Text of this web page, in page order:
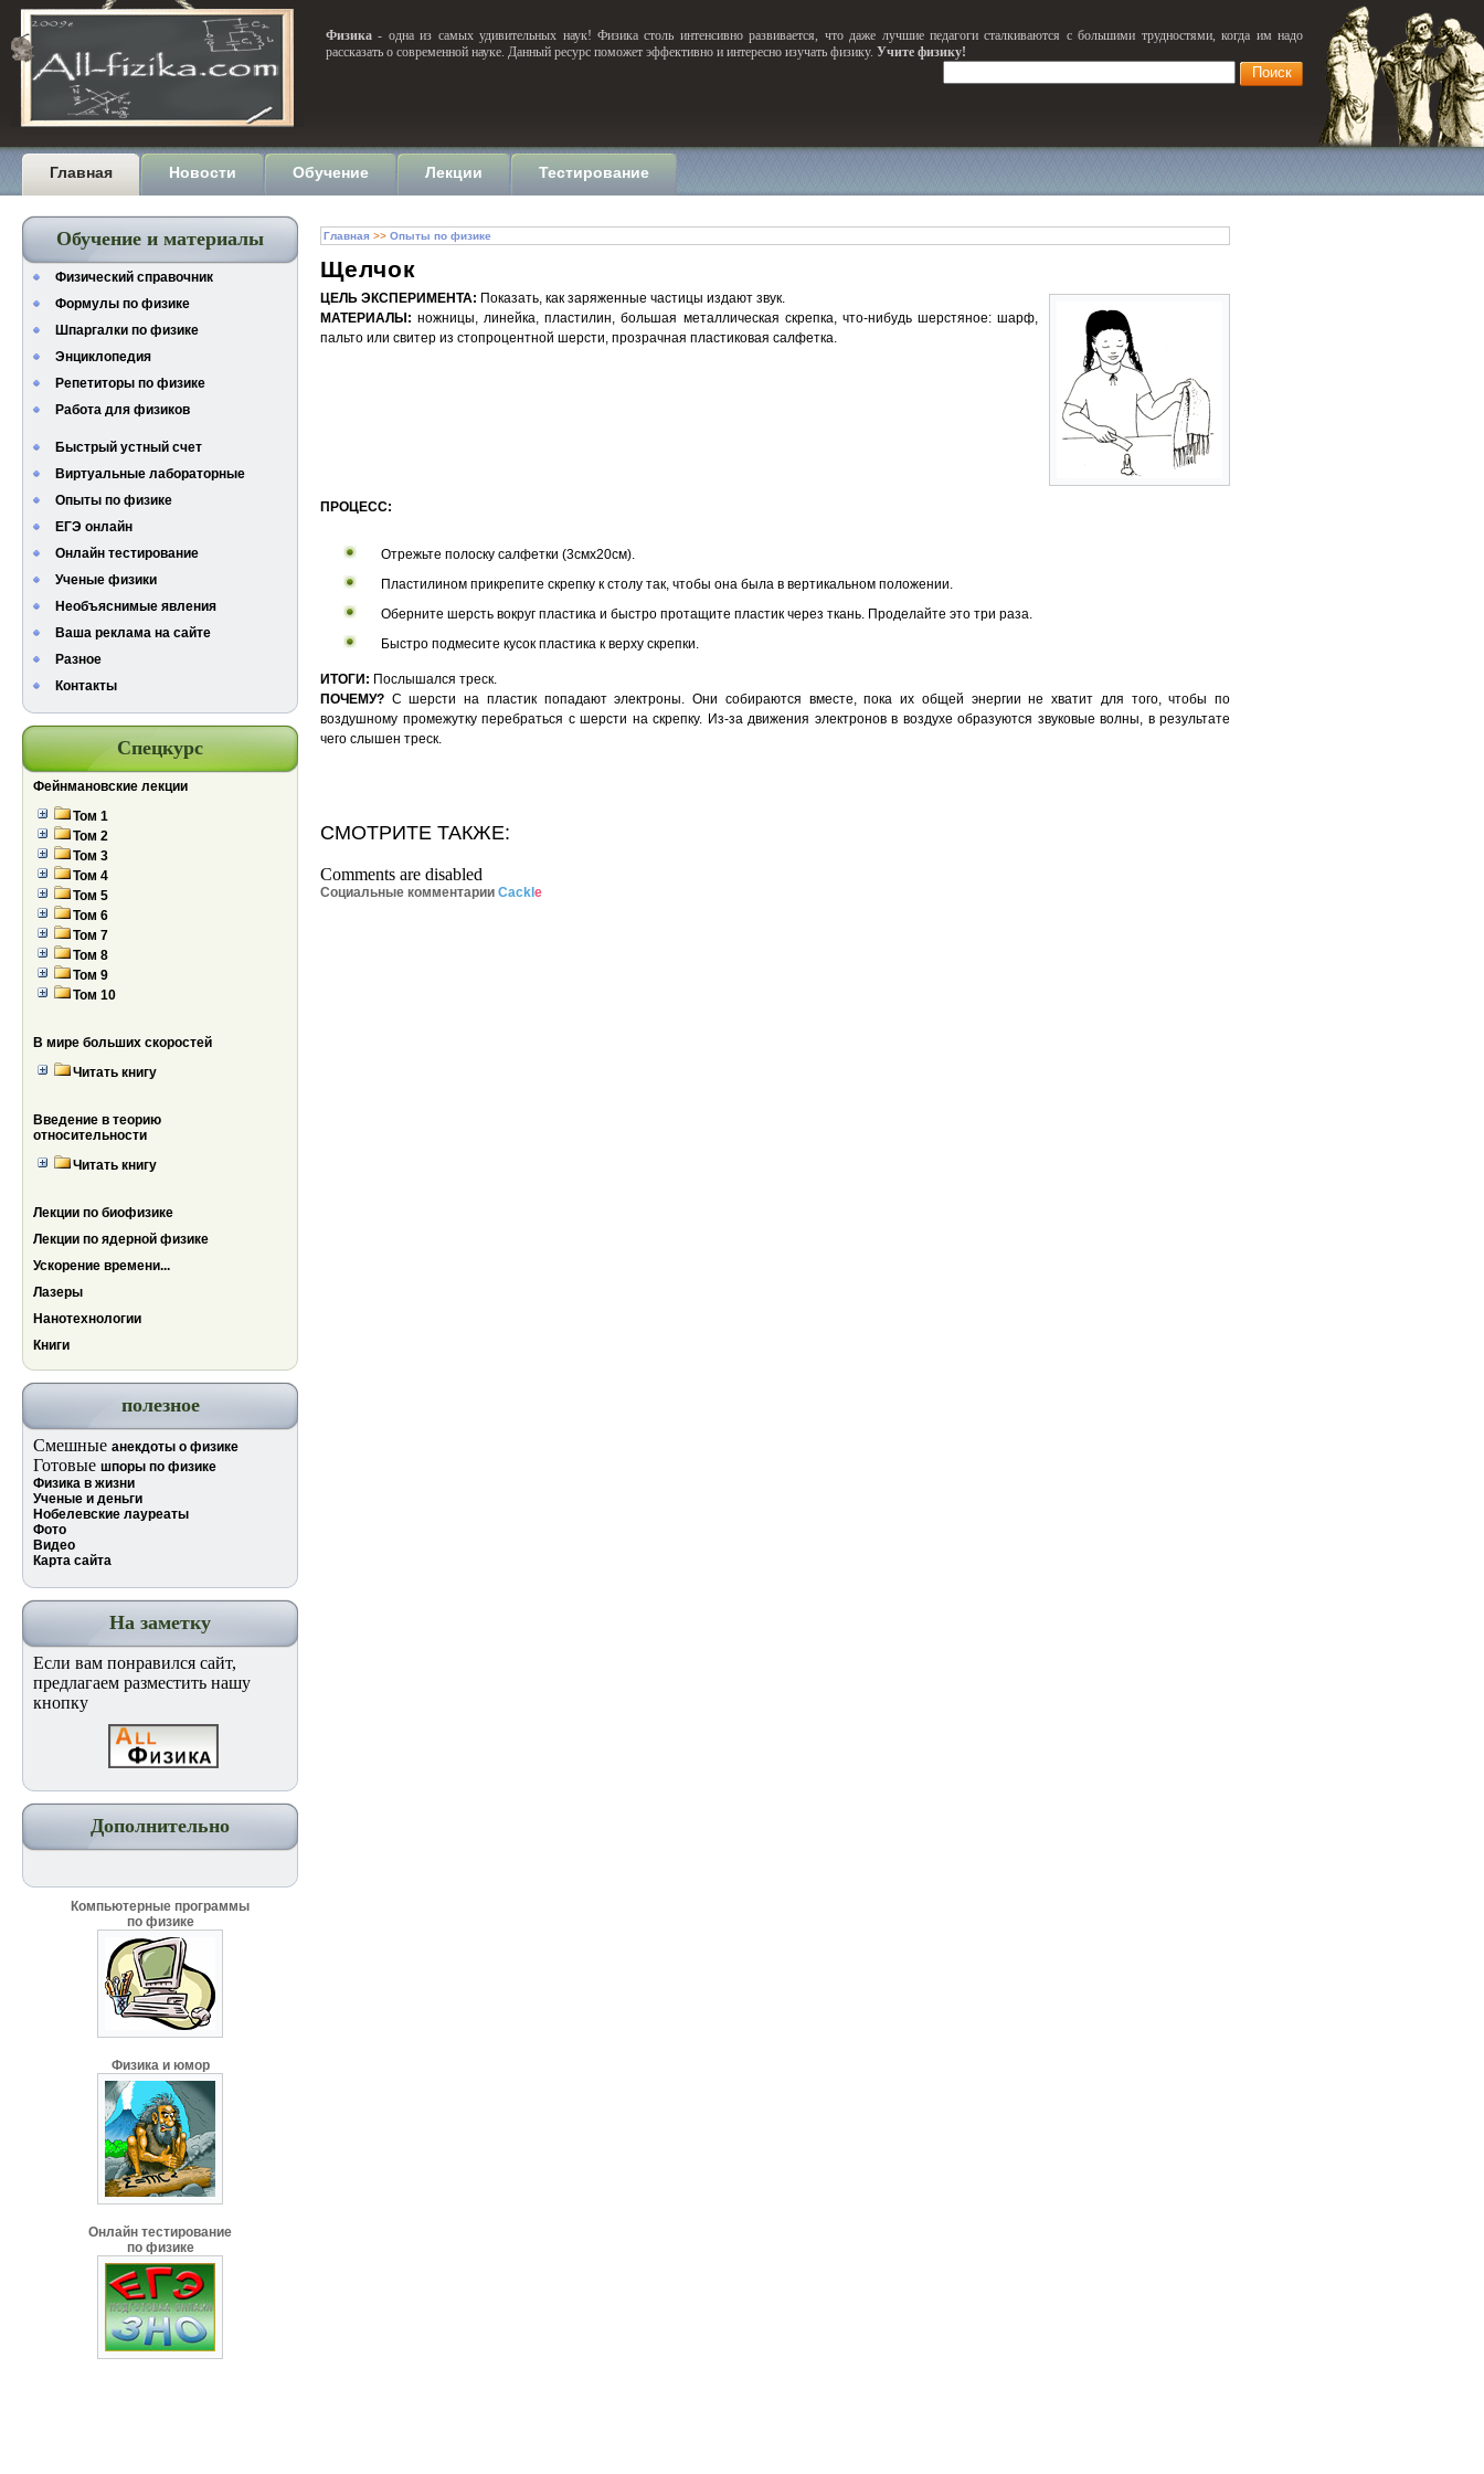
Физика - одна из самых удивительных наук! Физика столь интенсивно развивается, что даже лучшие педагоги сталкиваются с большими трудностями, когда им надо
рассказать о современной науке. Данный ресурс поможет эффективно и интересно изучать физику. Учите физику!
Главная Новости Обучение Лекции Тестирование
Обучение и материалы
Физический справочник
Формулы по физике
Шпаргалки по физике
Энциклопедия
Репетиторы по физике
Работа для физиков
Быстрый устный счет
Виртуальные лабораторные
Опыты по физике
ЕГЭ онлайн
Онлайн тестирование
Ученые физики
Необъяснимые явления
Ваша реклама на сайте
Разное
Контакты
Спецкурс
Фейнмановские лекции
Том 1
Том 2
Том 3
Том 4
Том 5
Том 6
Том 7
Том 8
Том 9
Том 10
В мире больших скоростей
Читать книгу
Введение в теорию
относительности
Читать книгу
Лекции по биофизике
Лекции по ядерной физике
Ускорение времени...
Лазеры
Нанотехнологии
Книги
полезное
Смешные анекдоты о физике
Готовые шпоры по физике
Физика в жизни
Ученые и деньги
Нобелевские лауреаты
Фото
Видео
Карта сайта
На заметку
Если вам понравился сайт,
предлагаем разместить нашу
кнопку
Дополнительно
Компьютерные программы
по физике
Физика и юмор
Онлайн тестирование
по физике
Главная >> Опыты по физике
Щелчок
ЦЕЛЬ ЭКСПЕРИМЕНТА: Показать, как заряженные частицы издают звук.
МАТЕРИАЛЫ: ножницы, линейка, пластилин, большая металлическая скрепка, что-нибудь шерстяное: шарф,
пальто или свитер из стопроцентной шерсти, прозрачная пластиковая салфетка.
ПРОЦЕСС:
Отрежьте полоску салфетки (3смх20см).
Пластилином прикрепите скрепку к столу так, чтобы она была в вертикальном положении.
Оберните шерсть вокруг пластика и быстро протащите пластик через ткань. Проделайте это три раза.
Быстро подмесите кусок пластика к верху скрепки.
ИТОГИ: Послышался треск.
ПОЧЕМУ? С шерсти на пластик попадают электроны. Они собираются вместе, пока их общей энергии не хватит для того, чтобы по
воздушному промежутку перебраться с шерсти на скрепку. Из-за движения электронов в воздухе образуются звуковые волны, в результате
чего слышен треск.
СМОТРИТЕ ТАКЖЕ:
Comments are disabled
Социальные комментарии Cackl e